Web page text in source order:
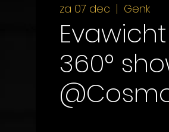
za 07 dec
  |
Genk
360°